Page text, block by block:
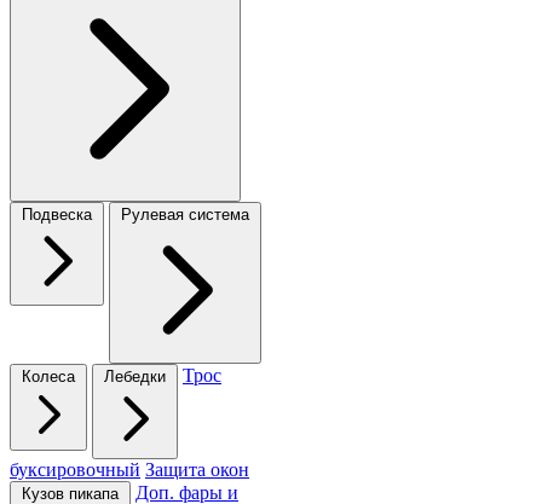
Подвеска Рулевая система
Колеса Лебедки Трос
буксировочный Защита окон
Кузов пикапа Доп. фары и